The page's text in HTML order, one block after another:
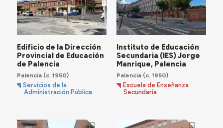
Edificio de la Dirección
Provincial de Educación
de Palencia
Palencia(c. 1950)
Servicios de la
Administración Pública
Instituto de Educación
Secundaria (IES) Jorge
Manrique, Palencia
Palencia(c. 1950)
Escuela de Enseñanza
Secundaria